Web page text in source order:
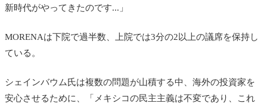
新時代がやってきたのです...」
MORENAは下院で過半数、上院では3分の2以上の議席を保持し
ている。
シェインバウム氏は複数の問題が山積する中、海外の投資家を
安心させるために、「メキシコの民主主義は不変であり、これ